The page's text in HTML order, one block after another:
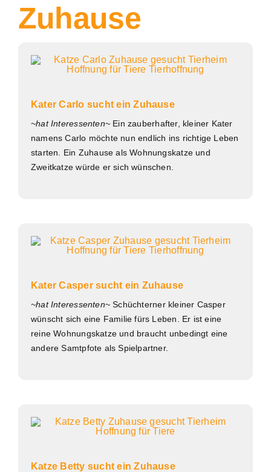
Zuhause
Kater Carlo sucht ein Zuhause
~hat Interessenten~Ein zauberhafter, kleiner Kater
namens Carlo möchte nun endlich ins richtige Leben
starten. Ein Zuhause als Wohnungskatze und
Zweitkatze würde er sich wünschen.
Kater Casper sucht ein Zuhause
~hat Interessenten~Schüchterner kleiner Casper
wünscht sich eine Familie fürs Leben. Er ist eine
reine Wohnungskatze und braucht unbedingt eine
andere Samtpfote als Spielpartner.
Katze Betty sucht ein Zuhause